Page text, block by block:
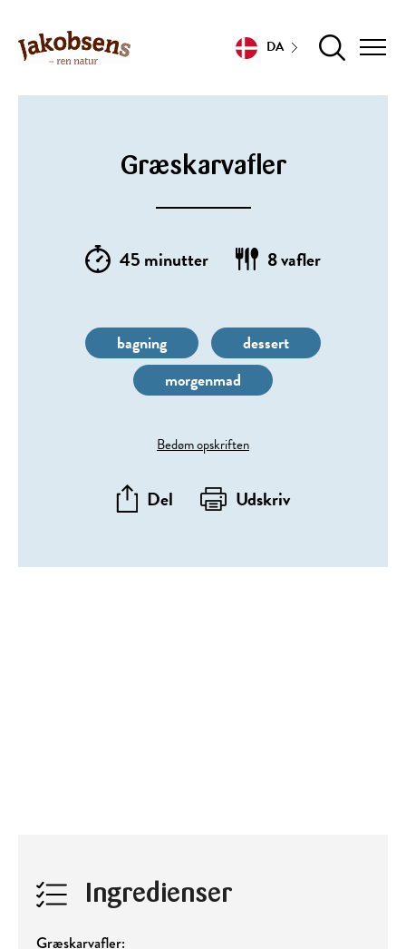
DA
Græskarvafler
45 minutter 8 vafler
bagning
dessert
morgenmad
Bedøm opskriften
Del Udskriv
Ingredienser
Græskarvafler: